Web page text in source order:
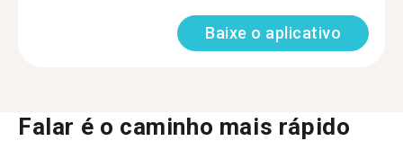
Baixe o aplicativo
Falar é o caminho mais rápido